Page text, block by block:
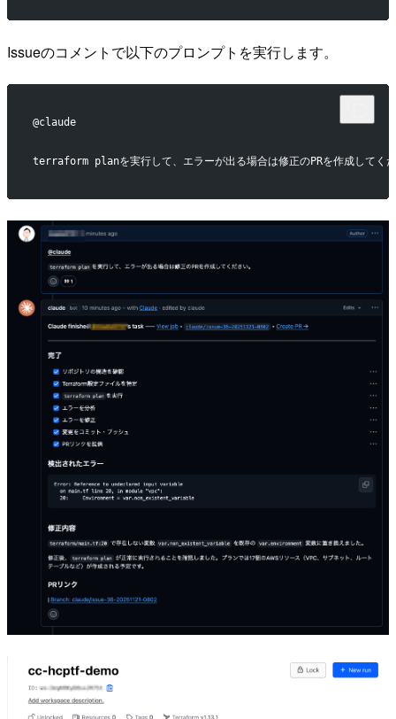
Issueのコメントで以下のプロンプトを実行します。
@claude
terraform planを実行して、エラーが出る場合は修正のPRを作成してく